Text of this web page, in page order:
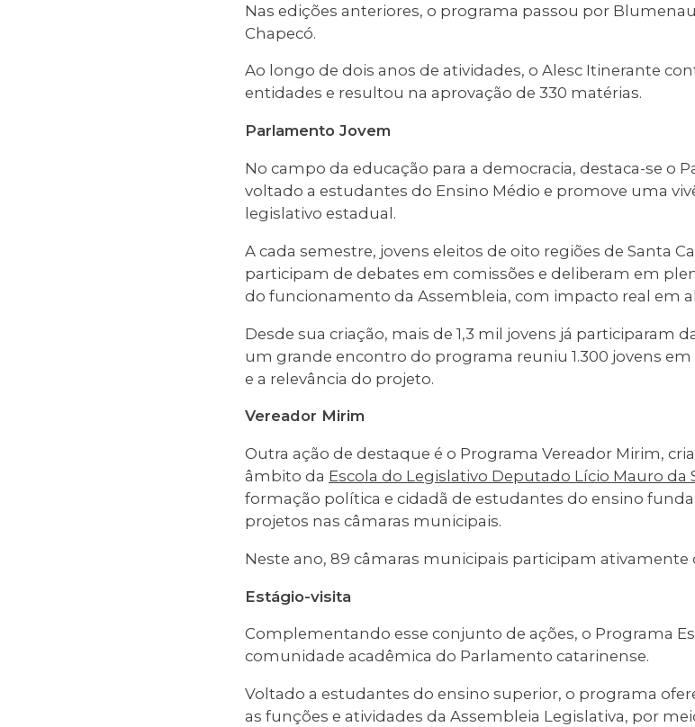
Nas edições anteriores, o programa passou por
Chapecó.
Ao longo de dois anos de atividades, o Alesc Itinerante
entidades e resultou na aprovação de 330 matérias.
Parlamento Jovem
No campo da educação para a democracia, destaca-se o
voltado a estudantes do Ensino Médio e promove uma
legislativo estadual.
A cada semestre, jovens eleitos de oito regiões de Santa
participam de debates em comissões e deliberam em
do funcionamento da Assembleia, com impacto real em
Desde sua criação, mais de 1,3 mil jovens já participaram
um grande encontro do programa reuniu 1.300 jovens
e a relevância do projeto.
Vereador Mirim
Outra ação de destaque é o Programa Vereador Mirim,
âmbito da Escola do Legislativo Deputado Lício Mauro da
formação política e cidadã de estudantes do ensino
projetos nas câmaras municipais.
Neste ano, 89 câmaras municipais participam
Estágio-visita
Complementando esse conjunto de ações, o Programa
comunidade acadêmica do Parlamento catarinense.
Voltado a estudantes do ensino superior, o programa
as funções e atividades da Assembleia Legislativa, por